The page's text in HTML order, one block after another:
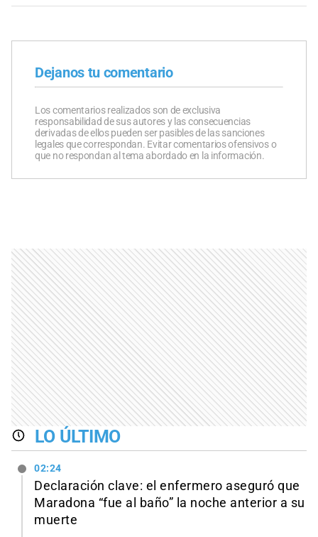
Dejanos tu comentario
Los comentarios realizados son de exclusiva
responsabilidad de sus autores y las consecuencias
derivadas de ellos pueden ser pasibles de las sanciones
legales que correspondan. Evitar comentarios ofensivos o
que no respondan al tema abordado en la información.
LO ÚLTIMO
02:24
Declaración clave: el enfermero aseguró que
Maradona “fue al baño” la noche anterior a su
muerte